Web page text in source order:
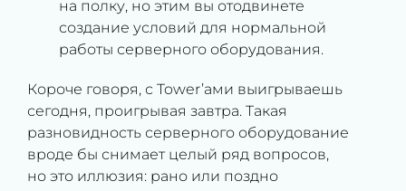
на полку, но этим вы отодвинете
создание условий для нормальной
работы серверного оборудования.
Короче говоря, с Tower’ами выигрываешь
сегодня, проигрывая завтра. Такая
разновидность серверного оборудование
вроде бы снимает целый ряд вопросов,
но это иллюзия: рано или поздно